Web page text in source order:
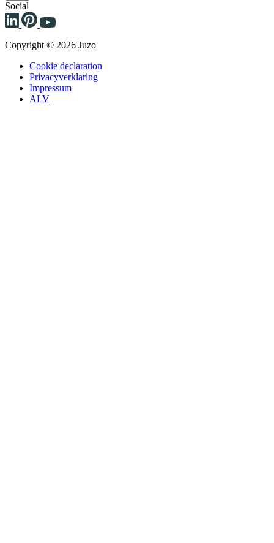
Social
Copyright © 2026 Juzo
Cookie declaration
Privacyverklaring
Impressum
ALV